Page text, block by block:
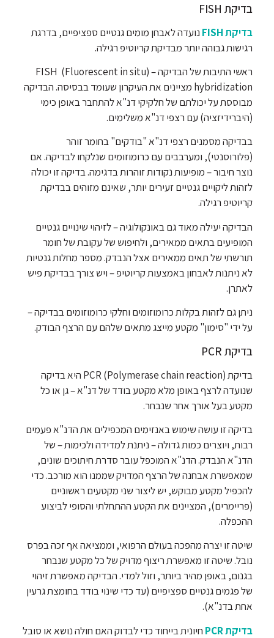
בדיקת FISH
בדיקת FISH
נועדה לאבחן מומים גנטיים ספציפיים, בדרגת
רגישות גבוהה יותר מבדיקת קריוטיפ רגילה.
ראשי התיבות של הבדיקה – (FISH (Fluorescent in situ
hybridization מציינים את העיקרון שעומד בבסיסה. הבדיקה
מבוססת על יכולתם של חלקיקי דנ"א להתחבר באופן כימי
(היברידיזציה) עם רצפי דנ"א משלימים.
בבדיקה מסמנים רצפי דנ"א "בודקים" בחומר זוהר
(פלורוסנטי), ומערבבים עם כרומוזומים שנלקחו לבדיקה. אם
נוצר חיבור – מופיעות נקודות זוהרות בדגימה. בדיקה זו יכולה
לזהות ליקויים גנטיים זעירים יותר, שאינם מזוהים בבדיקת
קריוטיפ רגילה.
הבדיקה יעילה מאוד גם באונקולוגיה – לזיהוי שינויים גנטיים
המופיעים בתאים ממאירים, ולחיפוש של עקובת של חומר
תורשתי של תאים ממאירים אצל הנבדק. מספר מחלות גנטיות
לא ניתנות לאבחון באמצעות קריוטיפ – ויש צורך בבדיקת פיש
לאתרן.
ניתן גם לזהות בקלות כרומוזומים וחלקי כרומוזומים בבדיקה –
על ידי "סימון" מקטע מייצג מתאים שלהם עם הרצף הבודק.
בדיקת PCR
בדיקת (PCR (Polymerase chain reaction היא בדיקה
שנועדה לרצף באופן מלא מקטע בודד של דנ"א – גן או כל
מקטע בעל אורך אחר שנבחר.
בדיקה זו עושה שימוש באנזימים המכפילים את הדנ"א פעמים
רבות, ויוצרים כמות גדולה – ניתנת למדידה ולכימות – של
הדנ"א הנבדק. הדנ"א המוכפל עובר סדרת חיתוכים שונים,
שמאפשרת אבחנה של הרצף המדויק שממנו הוא מורכב. כדי
להכפיל מקטע מבוקש, יש ליצור שני מקטעים ראשוניים
(פריימרים), המציינים את הקטע ההתחלתי והסופי לביצוע
ההכפלה.
שיטה זו יצרה מהפכה בעולם הרפואי, וממציאה אף זכה בפרס
נובל. שיטה זו מאפשרת ריצוף מדויק של כל מקטע שנבחר
בגנום, באופן מהיר ביותר, וזול למדי. הבדיקה מאפשרת זיהוי
של פגמים גנטיים ספציפיים (עד כדי שינוי בודד בחומצת גרעין
אחת בדנ"א).
בדיקת PCR
חיונית בייחוד כדי לבדוק האם חולה נושא או סובל